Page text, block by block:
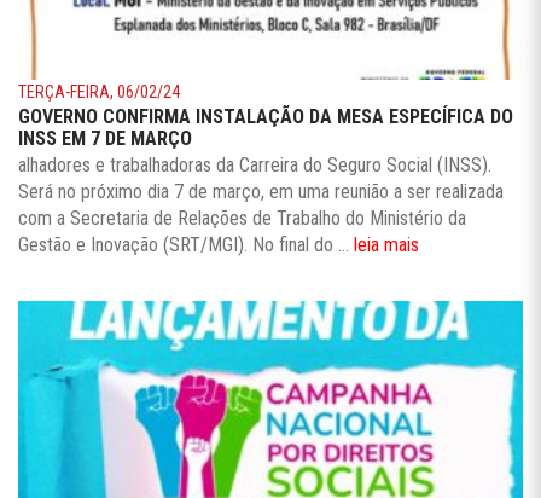
TERÇA-FEIRA, 06/02/24
GOVERNO CONFIRMA INSTALAÇÃO DA MESA ESPECÍFICA DO
INSS EM 7 DE MARÇO
alhadores e trabalhadoras da Carreira do Seguro Social (INSS).
Será no próximo dia 7 de março, em uma reunião a ser realizada
com a Secretaria de Relações de Trabalho do Ministério da
Gestão e Inovação (SRT/MGI). No final do ... leia mais